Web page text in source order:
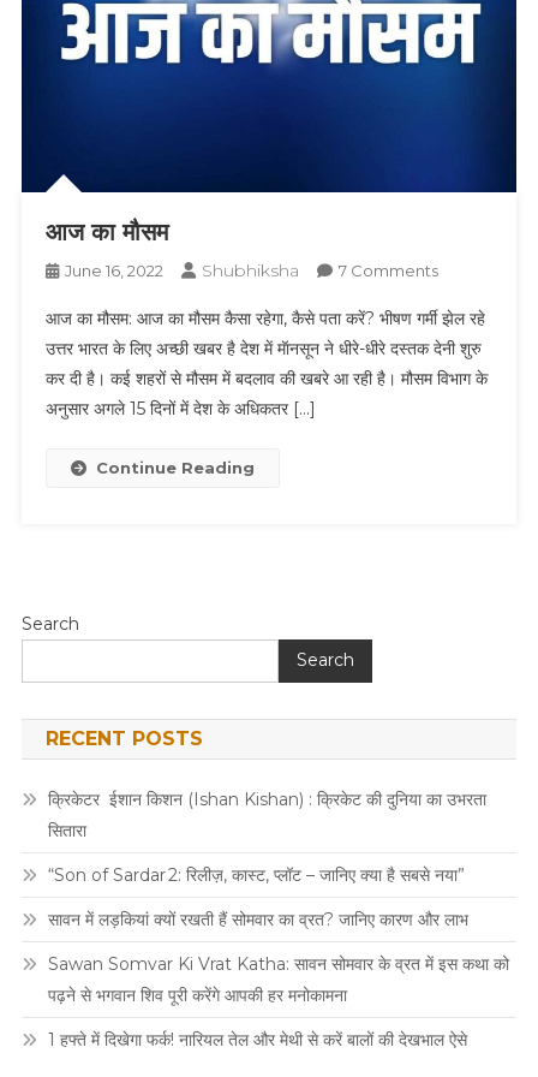
आज का मौसम
June 16, 2022 Shubhiksha 7 CommentsOn
का
मौसम
आज का मौसम: आज का मौसम कैसा रहेगा, कैसे पता करें? भीषण गर्मी झेल रहे
उत्तर भारत के लिए अच्छी खबर है देश में मॅानसून ने धीरे-धीरे दस्तक देनी शुरु
कर दी है। कई शहरों से मौसम में बदलाव की खबरे आ रही है। मौसम विभाग के
अनुसार अगले 15 दिनों में देश के अधिकतर […]
Continue Reading
Search
Search
RECENT POSTS
क्रिकेटर ईशान किशन (Ishan Kishan) : क्रिकेट की दुनिया का उभरता
सितारा
“Son of Sardar 2: रिलीज़, कास्ट, प्लॉट – जानिए क्या है सबसे नया”
सावन में लड़कियां क्यों रखती हैं सोमवार का व्रत? जानिए कारण और लाभ
Sawan Somvar Ki Vrat Katha: सावन सोमवार के व्रत में इस कथा को
पढ़ने से भगवान शिव पूरी करेंगे आपकी हर मनोकामना
1 हफ्ते में दिखेगा फर्क! नारियल तेल और मेथी से करें बालों की देखभाल ऐसे